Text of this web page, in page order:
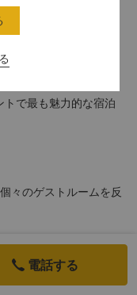
調理器具完備のキッ
ムで語らいを楽しん
するなどしてお過ご
続く海の景色を眺め
で最も魅力的な宿泊
々のゲストルームを反
コニーから見渡す市街
 電話する